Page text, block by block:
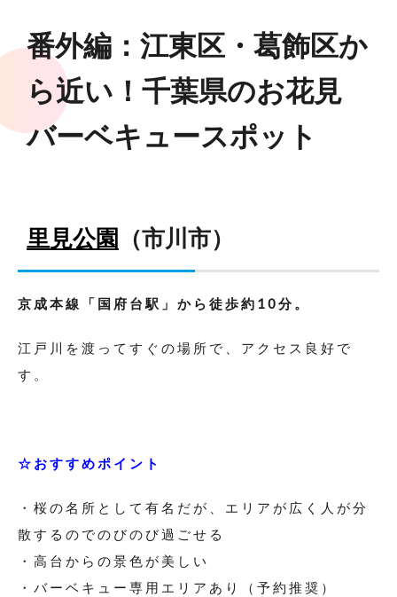
番外編：江東区・葛飾区か
ら近い！千葉県のお花見
バーベキュースポット
里見公園 （市川市）
京成本線「国府台駅」から徒歩約10分。
江戸川を渡ってすぐの場所で、アクセス良好で
す。
☆おすすめポイント
・桜の名所として有名だが、エリアが広く人が分
散するのでのびのび過ごせる
・高台からの景色が美しい
・バーベキュー専用エリアあり（予約推奨）